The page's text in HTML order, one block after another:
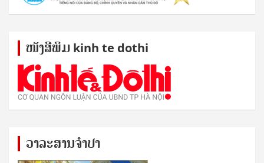
ໜັງ​ສື​ພິມ kinh te dothi
ວາລະສານຈຳປາ